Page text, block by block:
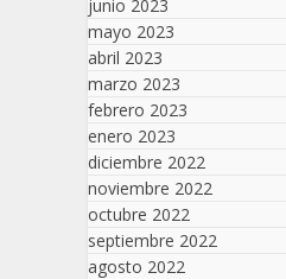
junio 2023
mayo 2023
abril 2023
marzo 2023
febrero 2023
enero 2023
diciembre 2022
noviembre 2022
octubre 2022
septiembre 2022
agosto 2022